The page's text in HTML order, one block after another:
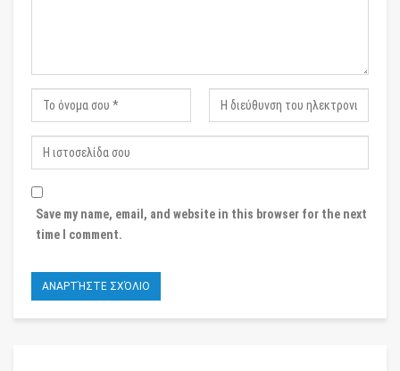
Save my name, email, and website in this browser for the next
time I comment.